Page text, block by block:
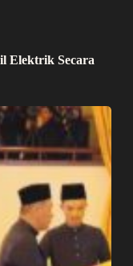
Elektrik Secara